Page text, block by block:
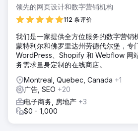
领先的网页设计和数字营销机构
112 条评价
我们是一家提供全方位服务的数字营销
蒙特利尔和佛罗里达州劳德代尔堡，专
WordPress、Shopify 和 Webflow 网
务需求量身定制的在线商店。
Montreal, Quebec, Canada +1
广告, SEO +20
电子商务, 房地产 +3
$0 - 1,000